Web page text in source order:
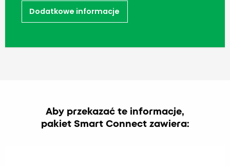
Dodatkowe informacje
Aby przekazać te informacje,
pakiet Smart Connect zawiera: